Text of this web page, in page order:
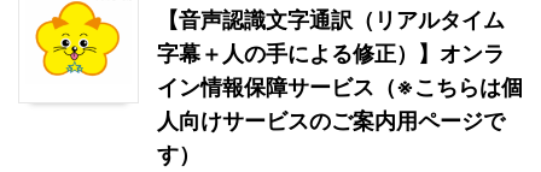
【音声認識文字通訳（リアルタイム
字幕＋人の手による修正）】オンラ
イン情報保障サービス（※こちらは個
人向けサービスのご案内用ページで
す）